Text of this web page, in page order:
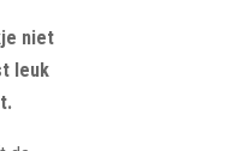
niet
leuk